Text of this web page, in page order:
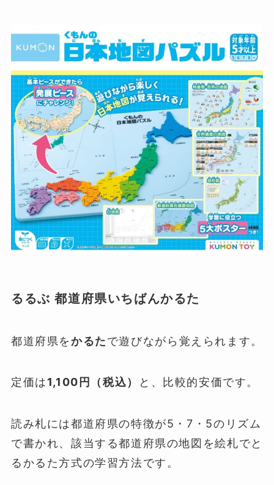
るるぶ 都道府県いちばんかるた
都道府県をかるたで遊びながら覚えられます。
定価は1,100円（税込） と、比較的安価です。
読み札には都道府県の特徴が5・7・5のリズム
で書かれ、該当する都道府県の地図を絵札でと
るかるた方式の学習方法です。